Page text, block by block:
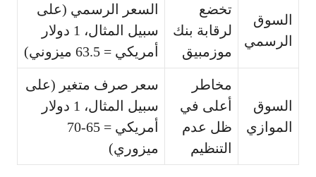
السوق
الرسمي
تخضع
لرقابة بنك
موزمبيق
السعر الرسمي (على
سبيل المثال، 1 دولار
أمريكي = 63.5 ميزوني)
السوق
الموازي
مخاطر
أعلى في
ظل عدم
التنظيم
سعر صرف متغير (على
سبيل المثال، 1 دولار
أمريكي = 65-70
ميزوري)